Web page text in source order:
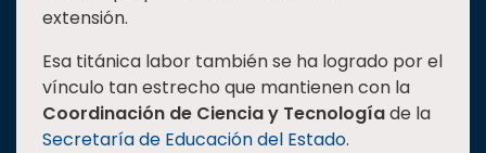
extensión.
Esa titánica labor también se ha logrado por el
vínculo tan estrecho que mantienen con la
Coordinación de Ciencia y Tecnologíade la
Secretaría de Educación del Estado.